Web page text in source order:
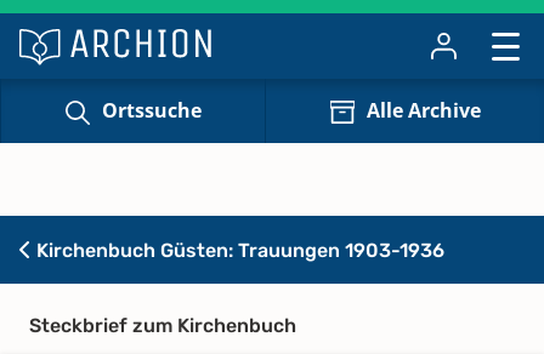
Ortssuche Alle Archive
Kirchenbuch Güsten: Trauungen 1903-1936
Steckbrief zum Kirchenbuch